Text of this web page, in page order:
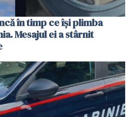
în timp ce își plimba
Mesajul ei a stârnit